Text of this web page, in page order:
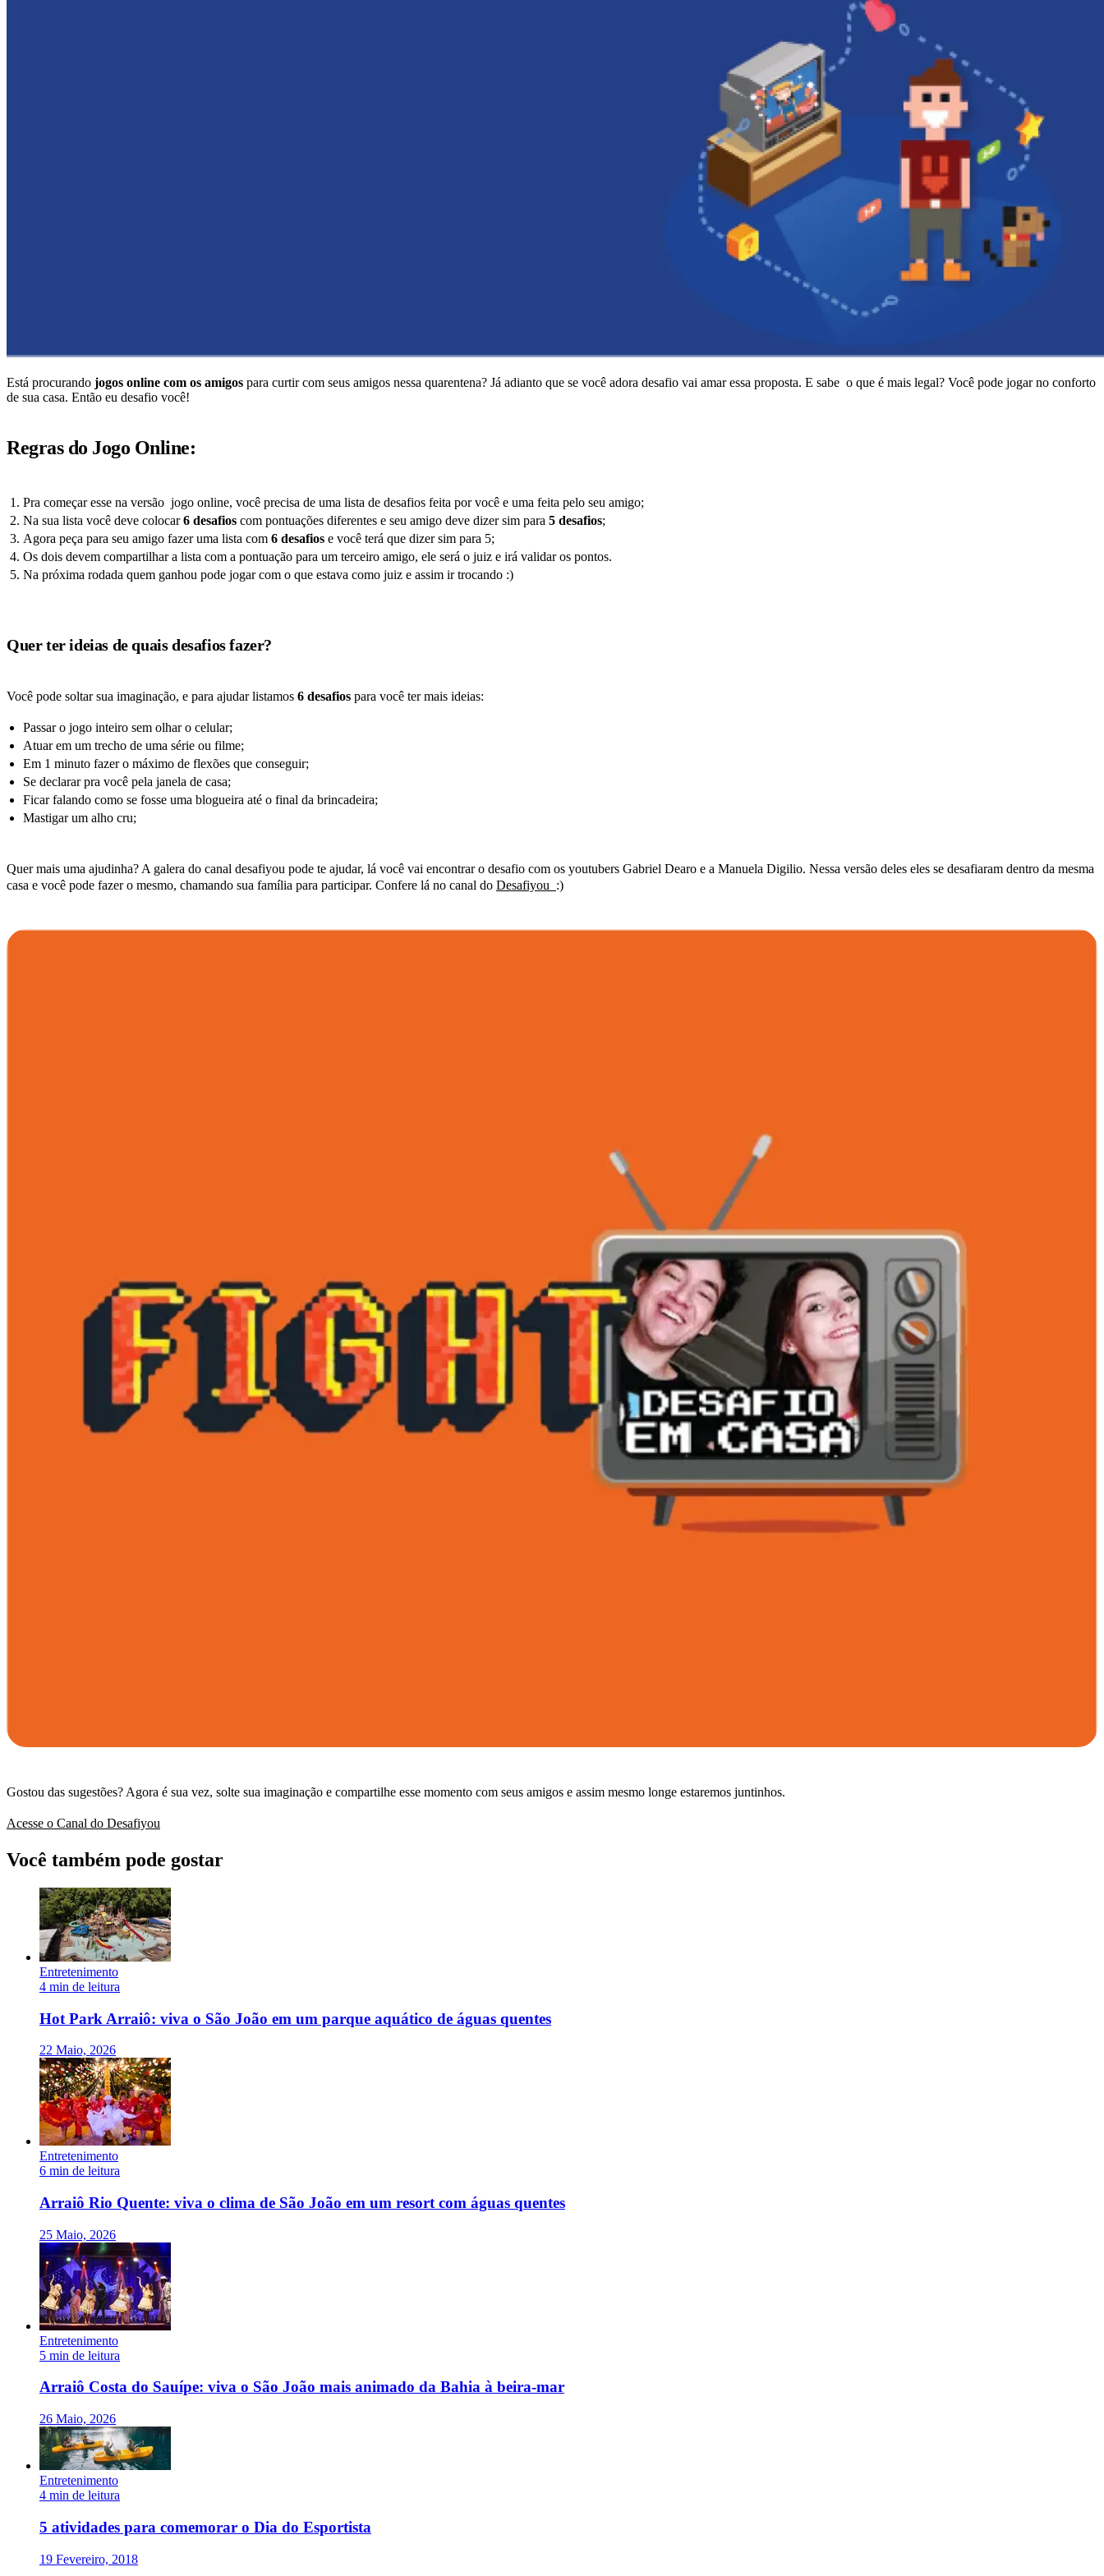
Está procurando jogos online com os amigos para curtir com seus amigos nessa quarentena? Já adianto que se você adora desafio vai amar essa proposta. E sabe o que é mais legal? Você pode jogar no conforto
de sua casa. Então eu desafio você!
Regras do Jogo Online:
Pra começar esse na versão jogo online, você precisa de uma lista de desafios feita por você e uma feita pelo seu amigo;
Na sua lista você deve colocar6 desafios com pontuações diferentes e seu amigo deve dizer sim para 5 desafios;
Agora peça para seu amigo fazer uma lista com 6 desafios e você terá que dizer sim para 5;
Os dois devem compartilhar a lista com a pontuação para um terceiro amigo, ele será o juiz e irá validar os pontos.
Na próxima rodada quem ganhou pode jogar com o que estava como juiz e assim ir trocando :)
Quer ter ideias de quais desafios fazer?
Você pode soltar sua imaginação, e para ajudar listamos 6 desafios para você ter mais ideias:
Passar o jogo inteiro sem olhar o celular;
Atuar em um trecho de uma série ou filme;
Em 1 minuto fazer o máximo de flexões que conseguir;
Se declarar pra você pela janela de casa;
Ficar falando como se fosse uma blogueira até o final da brincadeira;
Mastigar um alho cru;
Quer mais uma ajudinha? A galera do canal desafiyou pode te ajudar, lá você vai encontrar o desafio com os youtubers Gabriel Dearo e a Manuela Digilio. Nessa versão deles eles se desafiaram dentro da mesma
casa e você pode fazer o mesmo, chamando sua família para participar. Confere lá no canal do Desafiyou :)
Gostou das sugestões? Agora é sua vez, solte sua imaginação e compartilhe esse momento com seus amigos e assim mesmo longe estaremos juntinhos.
Acesse o Canal do Desafiyou
Você também pode gostar
Entretenimento
4 min de leitura
Hot Park Arraiô: viva o São João em um parque aquático de águas quentes
22 Maio, 2026
Entretenimento
6 min de leitura
Arraiô Rio Quente: viva o clima de São João em um resort com águas quentes
25 Maio, 2026
Entretenimento
5 min de leitura
Arraiô Costa do Sauípe: viva o São João mais animado da Bahia à beira-mar
26 Maio, 2026
Entretenimento
4 min de leitura
5 atividades para comemorar o Dia do Esportista
19 Fevereiro, 2018